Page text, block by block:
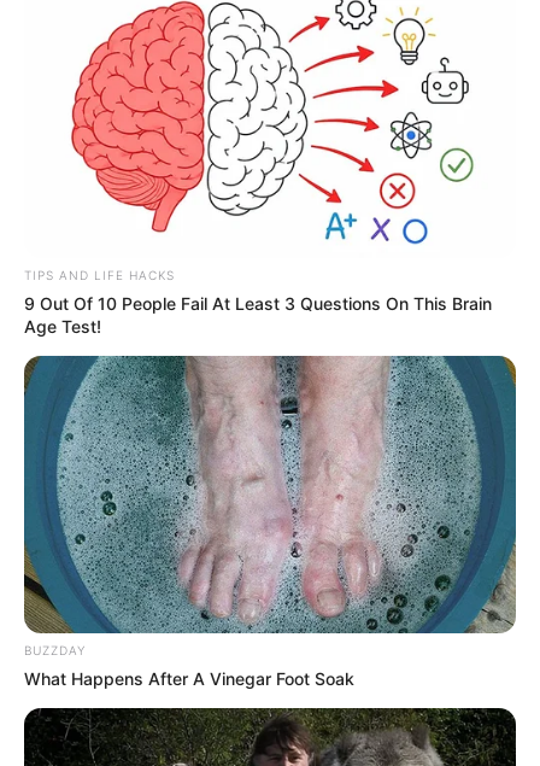
TIPS AND LIFE HACKS
9 Out Of 10 People Fail At Least 3 Questions On This Brain
Age Test!
BUZZDAY
What Happens After A Vinegar Foot Soak